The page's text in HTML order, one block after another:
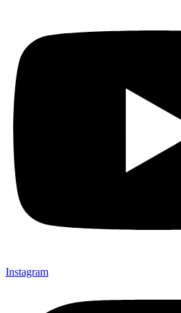
Instagram